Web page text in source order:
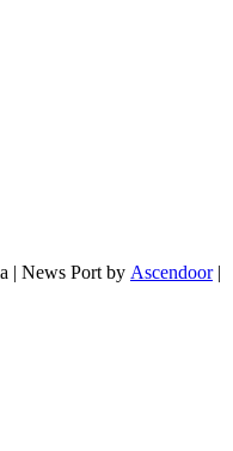
| News Port by Ascendoor|